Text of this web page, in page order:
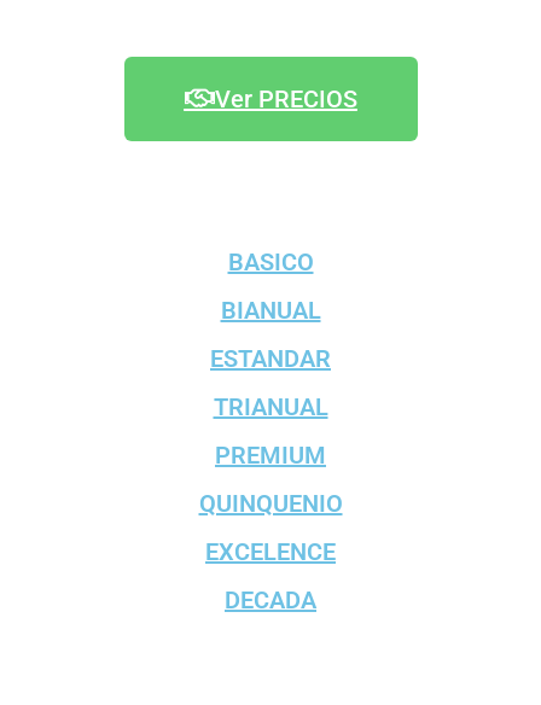
Ver PRECIOS
BASICO
BIANUAL
ESTANDAR
TRIANUAL
PREMIUM
QUINQUENIO
EXCELENCE
DECADA